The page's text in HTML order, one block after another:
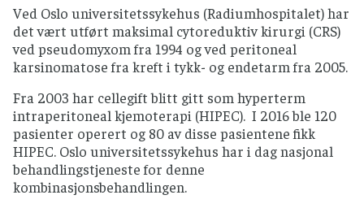
Ved Oslo universitetssykehus (Radiumhospitalet) har
det vært utført maksimal cytoreduktiv kirurgi (CRS)
ved pseudomyxom fra 1994 og ved peritoneal
karsinomatose fra kreft i tykk- og endetarm fra 2005.
Fra 2003 har cellegift blitt gitt som hyperterm
intraperitoneal kjemoterapi (HIPEC). I 2016 ble 120
pasienter operert og 80 av disse pasientene fikk
HIPEC. Oslo universitetssykehus har i dag nasjonal
behandlingstjeneste for denne
kombinasjonsbehandlingen.